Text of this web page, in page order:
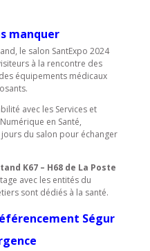
manquer
le salon SantExpo 2024
à la rencontre des
équipements médicaux
avec les Services et
en Santé,
du salon pour échanger
K67 – H68 de La Poste
avec les entités du
sont dédiés à la santé.
Ségur